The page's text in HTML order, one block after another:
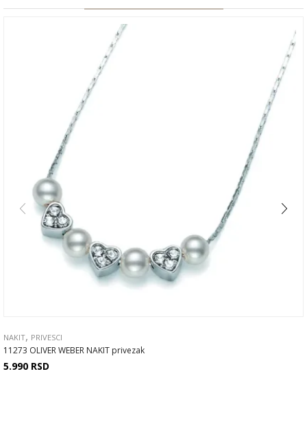
NAKIT, PRIVESCI
11273 OLIVER WEBER NAKIT privezak
5.990 RSD